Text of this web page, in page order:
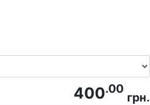
400.00
грн.